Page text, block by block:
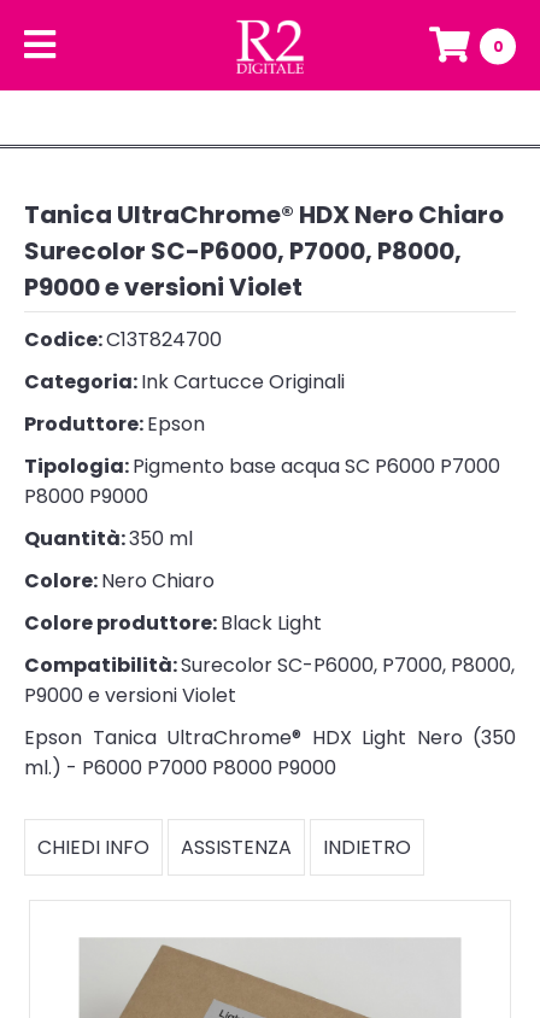
0
Tanica UltraChrome® HDX Nero Chiaro
Surecolor SC-P6000, P7000, P8000,
P9000 e versioni Violet
Codice:C13T824700
Categoria:Ink Cartucce Originali
Produttore:Epson
Tipologia:Pigmento base acqua SC P6000 P7000
P8000 P9000
Quantità:350 ml
Colore:Nero Chiaro
Colore produttore:Black Light
Compatibilità:Surecolor SC-P6000, P7000, P8000,
P9000 e versioni Violet
Epson Tanica UltraChrome® HDX Light Nero (350
ml.) - P6000 P7000 P8000 P9000
CHIEDI INFO ASSISTENZA INDIETRO